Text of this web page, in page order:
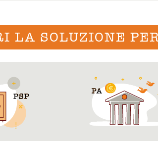
LA SOLUZIONE